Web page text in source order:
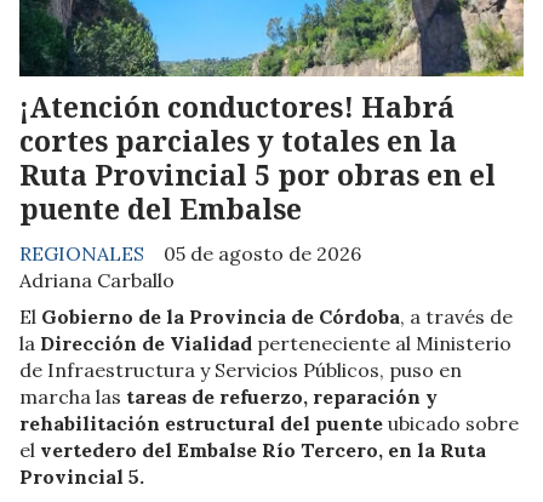
¡Atención conductores! Habrá
cortes parciales y totales en la
Ruta Provincial 5 por obras en el
puente del Embalse
Adriana Carballo
REGIONALES 05 de agosto de 2026
El Gobierno de la Provincia de Córdoba, a través de
la Dirección de Vialidad perteneciente al Ministerio
de Infraestructura y Servicios Públicos, puso en
marcha las tareas de refuerzo, reparación y
rehabilitación estructural del puente ubicado sobre
el vertedero del Embalse Río Tercero, en la Ruta
Provincial 5.